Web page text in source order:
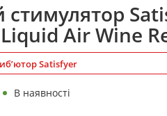
Air Wine
Satisfyer
В наявності